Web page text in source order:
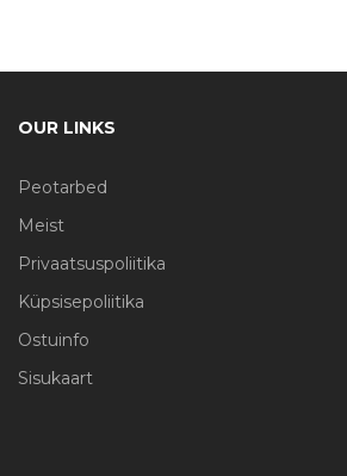
OUR LINKS
Peotarbed
Meist
Privaatsuspoliitika
Küpsisepoliitika
Ostuinfo
Sisukaart